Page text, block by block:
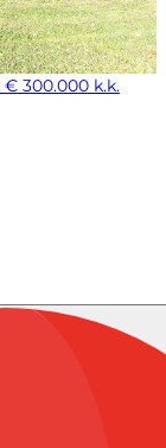
€ 300.000 k.k.